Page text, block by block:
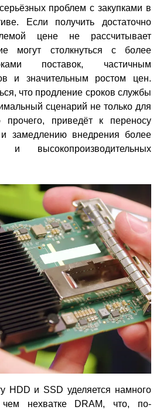
проблем с закупками в
Если получить достаточно
цене не рассчитывает
могут столкнуться с более
поставок, частичным
и значительным ростом цен.
что продление сроков службы
сценарий не только для
приведёт к переносу
и замедлению внедрения более
и высокопроизводительных
HDD и SSD уделяется намного
нехватке DRAM, что, по-